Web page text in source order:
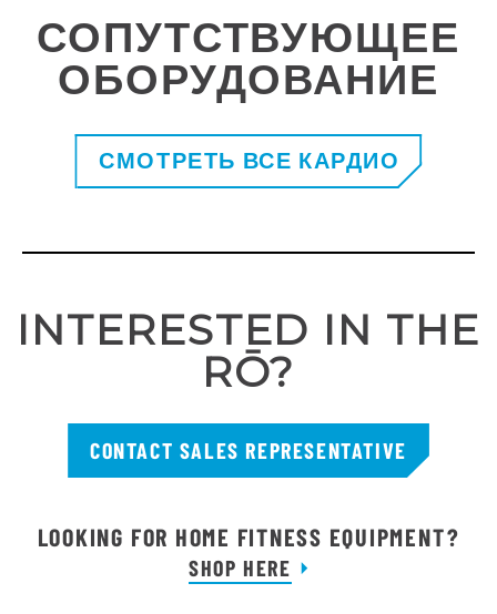
СОПУТСТВУЮЩЕЕ
ОБОРУДОВАНИЕ
СМОТРЕТЬ ВСЕ КАРДИО
INTERESTED IN THE
RŌ?
CONTACT SALES REPRESENTATIVE
LOOKING FOR HOME FITNESS EQUIPMENT?
SHOP HERE